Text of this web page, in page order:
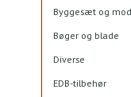
Byggesæt og
Bøger og blade
Diverse
EDB-tilbehør